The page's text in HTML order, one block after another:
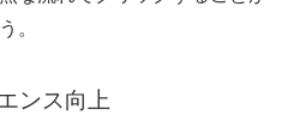
。
ンス向上